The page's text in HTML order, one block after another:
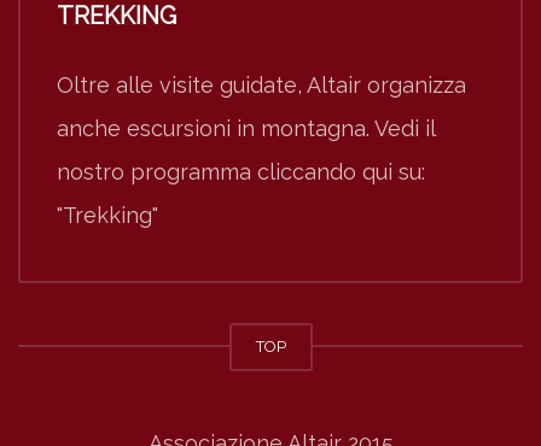
TREKKING
Oltre alle visite guidate, Altair organizza
anche escursioni in montagna. Vedi il
nostro programma cliccando qui su:
"Trekking"
TOP